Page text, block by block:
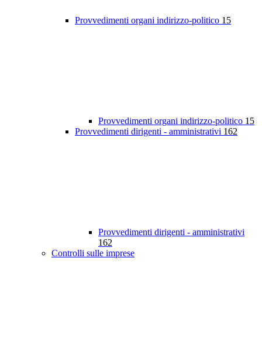
Provvedimenti organi indirizzo-politico 15
Provvedimenti organi indirizzo-politico 15
Provvedimenti dirigenti - amministrativi 162
Provvedimenti dirigenti - amministrativi
162
Controlli sulle imprese